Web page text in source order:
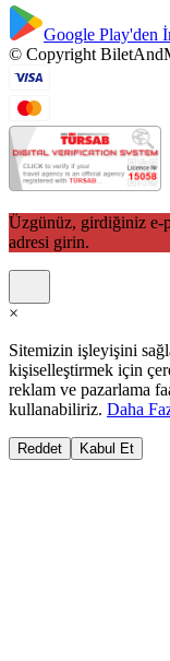
Google Play'den
© Copyright
Üzgünüz, girdiğiniz e-
adresi girin.
×
Sitemizin işleyişini
kişiselleştirmek için
reklam ve pazarlama
kullanabiliriz. Daha
Reddet Kabul Et